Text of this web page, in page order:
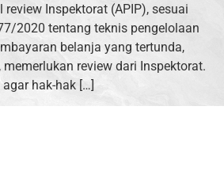
Inspektorat (APIP), sesuai
2020 tentang teknis pengelolaan
belanja yang tertunda,
review dari Inspektorat.
hak-hak […]